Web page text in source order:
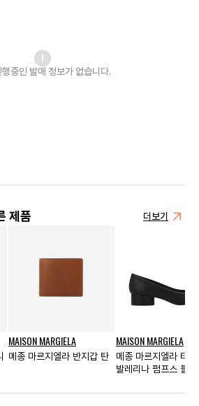
중인 발매 정보가 없습니다.
제품 더보기
MAISON MARGIELA
메종 마르지엘라 반지갑 탄
MAISON MARGIELA
메종 마르지엘라 타
발레리나 펌프스 블